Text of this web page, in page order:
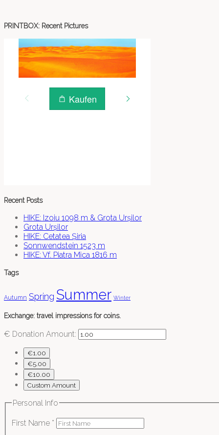
PRINTBOX: Recent Pictures
Recent Posts
HIKE: Izoiu 1098 m & Grota Urșilor
Grota Urșilor
HIKE: Cetatea Șiria
Sonnwendstein 1523 m
HIKE: Vf. Piatra Mica 1816 m
Tags
Autumn Spring Summer Winter
Exchange: travel impressions for coins.
€ Donation Amount:
€1.00
€5.00
€10.00
Custom Amount
Personal Info
First Name *